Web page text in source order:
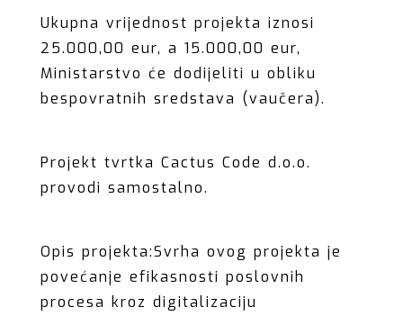
Ukupna vrijednost projekta iznosi
25.000,00 eur, a 15.000,00 eur,
Ministarstvo će dodijeliti u obliku
bespovratnih sredstava (vaučera).
Projekt tvrtka Cactus Code d.o.o.
provodi samostalno.
Opis projekta:Svrha ovog projekta je
povećanje efikasnosti poslovnih
procesa kroz digitalizaciju